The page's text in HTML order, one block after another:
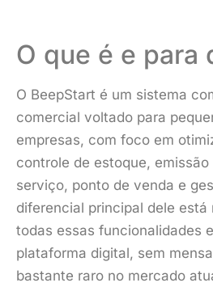
O que é e para
O BeepStart é um sistema
comercial voltado para
empresas, com foco em
controle de estoque, emissão
serviço, ponto de venda e
diferencial principal dele está
todas essas funcionalidades
plataforma digital, sem
bastante raro no mercado